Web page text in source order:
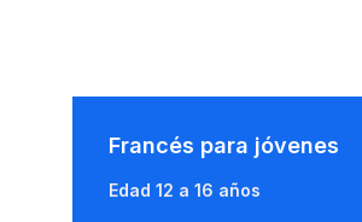
Francés para jóvenes
Edad 12 a 16 años